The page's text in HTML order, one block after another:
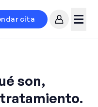
cita
son,